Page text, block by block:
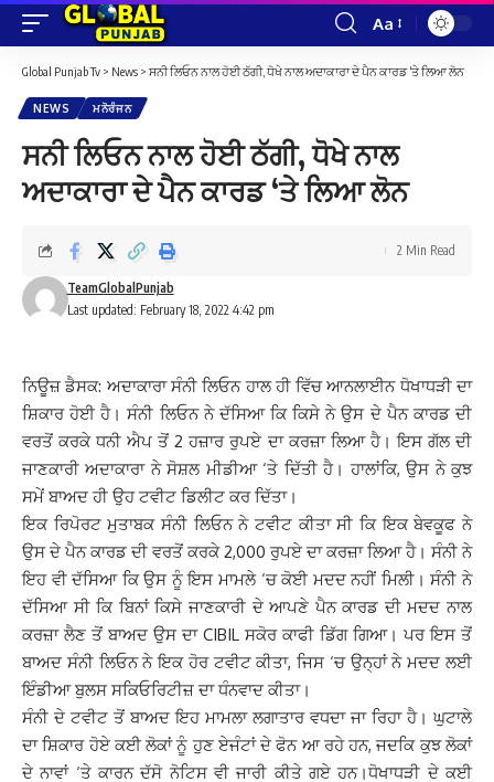
Font
Resizer
Aa
Global Punjab Tv > News > ਸਨੀ ਲਿਓਨ ਨਾਲ ਹੋਈ ਠੱਗੀ, ਧੋਖੇ ਨਾਲ ਅਦਾਕਾਰਾ ਦੇ ਪੈਨ ਕਾਰਡ ‘ਤੇ ਲਿਆ ਲੋਨ
NEWS ਮਨੋਰੰਜਨ
ਸਨੀ ਲਿਓਨ ਨਾਲ ਹੋਈ ਠੱਗੀ, ਧੋਖੇ ਨਾਲ
ਅਦਾਕਾਰਾ ਦੇ ਪੈਨ ਕਾਰਡ ‘ਤੇ ਲਿਆ ਲੋਨ
Last updated: February 18, 2022 4:42 pm
TeamGlobalPunjab
2 Min Read
ਨਿਊਜ਼ ਡੈਸਕ: ਅਦਾਕਾਰਾ ਸੰਨੀ ਲਿਓਨ ਹਾਲ ਹੀ ਵਿੱਚ ਆਨਲਾਈਨ ਧੋਖਾਧੜੀ ਦਾ
ਸ਼ਿਕਾਰ ਹੋਈ ਹੈ। ਸੰਨੀ ਲਿਓਨ ਨੇ ਦੱਸਿਆ ਕਿ ਕਿਸੇ ਨੇ ਉਸ ਦੇ ਪੈਨ ਕਾਰਡ ਦੀ
ਵਰਤੋਂ ਕਰਕੇ ਧਨੀ ਐਪ ਤੋਂ 2 ਹਜ਼ਾਰ ਰੁਪਏ ਦਾ ਕਰਜ਼ਾ ਲਿਆ ਹੈ।ਇਸ ਗੱਲ ਦੀ
ਜਾਣਕਾਰੀ ਅਦਾਕਾਰਾ ਨੇ ਸੋਸ਼ਲ ਮੀਡੀਆ ‘ਤੇ ਦਿੱਤੀ ਹੈ। ਹਾਲਾਂਕਿ, ਉਸ ਨੇ ਕੁਝ
ਸਮੇਂ ਬਾਅਦ ਹੀ ਉਹ ਟਵੀਟ ਡਿਲੀਟ ਕਰ ਦਿੱਤਾ।
ਇਕ ਰਿਪੋਰਟ ਮੁਤਾਬਕ ਸੰਨੀ ਲਿਓਨ ਨੇ ਟਵੀਟ ਕੀਤਾ ਸੀ ਕਿ ਇਕ ਬੇਵਕੂਫ ਨੇ
ਉਸ ਦੇ ਪੈਨ ਕਾਰਡ ਦੀ ਵਰਤੋਂ ਕਰਕੇ 2,000 ਰੁਪਏ ਦਾ ਕਰਜ਼ਾ ਲਿਆ ਹੈ। ਸੰਨੀ ਨੇ
ਇਹ ਵੀ ਦੱਸਿਆ ਕਿ ਉਸ ਨੂੰ ਇਸ ਮਾਮਲੇ ‘ਚ ਕੋਈ ਮਦਦ ਨਹੀਂ ਮਿਲੀ।ਸੰਨੀ ਨੇ
ਦੱਸਿਆ ਸੀ ਕਿ ਬਿਨਾਂ ਕਿਸੇ ਜਾਣਕਾਰੀ ਦੇ ਆਪਣੇ ਪੈਨ ਕਾਰਡ ਦੀ ਮਦਦ ਨਾਲ
ਕਰਜ਼ਾ ਲੈਣ ਤੋਂ ਬਾਅਦ ਉਸ ਦਾ CIBIL ਸਕੋਰ ਕਾਫੀ ਡਿੱਗ ਗਿਆ। ਪਰ ਇਸ ਤੋਂ
ਬਾਅਦ ਸੰਨੀ ਲਿਓਨ ਨੇ ਇਕ ਹੋਰ ਟਵੀਟ ਕੀਤਾ, ਜਿਸ ‘ਚ ਉਨ੍ਹਾਂ ਨੇ ਮਦਦ ਲਈ
ਇੰਡੀਆ ਬੁਲਸ ਸਕਿਓਰਿਟੀਜ਼ ਦਾ ਧੰਨਵਾਦ ਕੀਤਾ।
ਸੰਨੀ ਦੇ ਟਵੀਟ ਤੋਂ ਬਾਅਦ ਇਹ ਮਾਮਲਾ ਲਗਾਤਾਰ ਵਧਦਾ ਜਾ ਰਿਹਾ ਹੈ। ਘੁਟਾਲੇ
ਦਾ ਸ਼ਿਕਾਰ ਹੋਏ ਕਈ ਲੋਕਾਂ ਨੂੰ ਹੁਣ ਏਜੰਟਾਂ ਦੇ ਫੋਨ ਆ ਰਹੇ ਹਨ, ਜਦਕਿ ਕੁਝ ਲੋਕਾਂ
ਦੇ ਨਾਵਾਂ ‘ਤੇ ਕਾਰਨ ਦੱਸੋ ਨੋਟਿਸ ਵੀ ਜਾਰੀ ਕੀਤੇ ਗਏ ਹਨ।ਧੋਖਾਧੜੀ ਦੇ ਕਈ